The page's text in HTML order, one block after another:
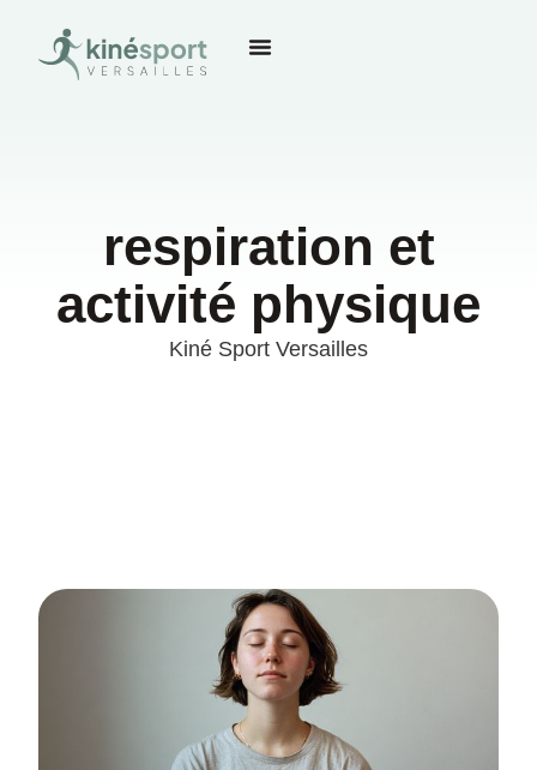
respiration et
activité physique
Kiné Sport Versailles